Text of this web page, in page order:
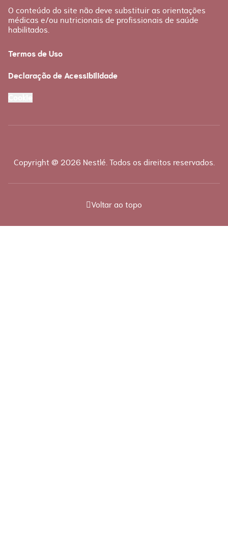
O conteúdo do site não deve substituir as orientações
médicas e/ou nutricionais de profissionais de saúde
habilitados.
Termos de Uso
Declaração de Acessibilidade
Cookie
Copyright @ 2026 Nestlé. Todos os direitos reservados.
Voltar ao topo